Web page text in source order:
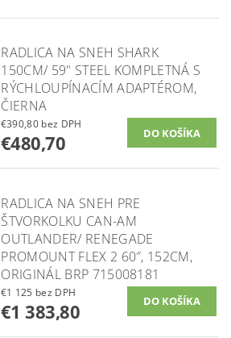
RADLICA NA SNEH SHARK
150CM/ 59" STEEL KOMPLETNÁ S
RÝCHLOUPÍNACÍM ADAPTÉROM,
ČIERNA
€390,80 bez DPH
€480,70
RADLICA NA SNEH PRE
ŠTVORKOLKU CAN-AM
OUTLANDER/ RENEGADE
PROMOUNT FLEX 2 60″, 152CM,
ORIGINÁL BRP 715008181
€1 125 bez DPH
€1 383,80